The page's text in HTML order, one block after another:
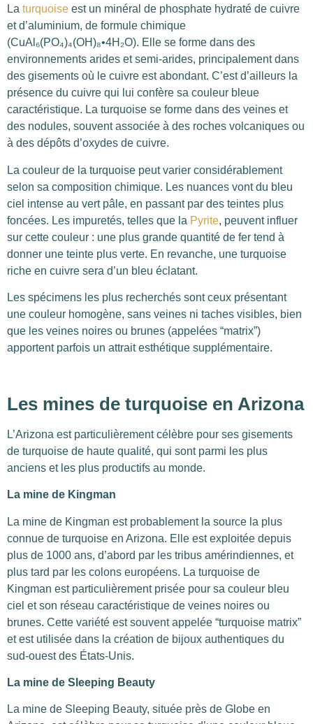
La turquoise est un minéral de phosphate hydraté de cuivre
et d’aluminium, de formule chimique
(CuAl₆(PO₄)₄(OH)₈•4H₂O). Elle se forme dans des
environnements arides et semi-arides, principalement dans
des gisements où le cuivre est abondant. C’est d’ailleurs la
présence du cuivre qui lui confère sa couleur bleue
caractéristique. La turquoise se forme dans des veines et
des nodules, souvent associée à des roches volcaniques ou
à des dépôts d’oxydes de cuivre.
La couleur de la turquoise peut varier considérablement
selon sa composition chimique. Les nuances vont du bleu
ciel intense au vert pâle, en passant par des teintes plus
foncées. Les impuretés, telles que la Pyrite, peuvent influer
sur cette couleur : une plus grande quantité de fer tend à
donner une teinte plus verte. En revanche, une turquoise
riche en cuivre sera d’un bleu éclatant.
Les spécimens les plus recherchés sont ceux présentant
une couleur homogène, sans veines ni taches visibles, bien
que les veines noires ou brunes (appelées “matrix”)
apportent parfois un attrait esthétique supplémentaire.
Les mines de turquoise en Arizona
L’Arizona est particulièrement célèbre pour ses gisements
de turquoise de haute qualité, qui sont parmi les plus
anciens et les plus productifs au monde.
La mine de Kingman
La mine de Kingman est probablement la source la plus
connue de turquoise en Arizona. Elle est exploitée depuis
plus de 1000 ans, d’abord par les tribus amérindiennes, et
plus tard par les colons européens. La turquoise de
Kingman est particulièrement prisée pour sa couleur bleu
ciel et son réseau caractéristique de veines noires ou
brunes. Cette variété est souvent appelée “turquoise matrix”
et est utilisée dans la création de bijoux authentiques du
sud-ouest des États-Unis.
La mine de Sleeping Beauty
La mine de Sleeping Beauty, située près de Globe en